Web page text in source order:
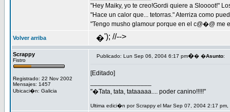
"Hey Maiky, yo te creo!Gordi quiere a Sloooot!"
"Hace un calor que... tetorras." Aterriza como
"Tengo musho glamour porque en el c@�@ me
Volver arriba �'); //-->
Scrappy
Fistro
Registrado: 22 Nov 2002
Mensajes: 1457
Ubicaci�n: Galicia
Publicado: Lun Sep 06, 2004 6:17 pm�� �Asunto:
[Editado]
"�Tata, tata, tataaaaa.... poder canino!!!!!"
Ultima edici�n por Scrappy el Mar Sep 07, 2004 2:17 pm,